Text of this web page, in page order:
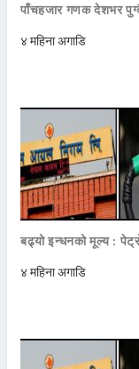
पाँचहजार गणक देशभर
४ महिना अगाडि
बढ्यो इन्धनको मूल्य :
४ महिना अगाडि